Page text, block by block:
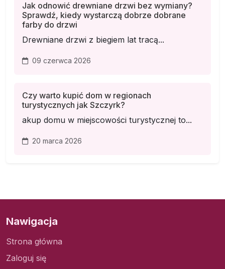
Jak odnowić drewniane drzwi bez wymiany?
Sprawdź, kiedy wystarczą dobrze dobrane
farby do drzwi
Drewniane drzwi z biegiem lat tracą...
09 czerwca 2026
Czy warto kupić dom w regionach
turystycznych jak Szczyrk?
akup domu w miejscowości turystycznej to...
20 marca 2026
Nawigacja
Strona główna
Zaloguj się